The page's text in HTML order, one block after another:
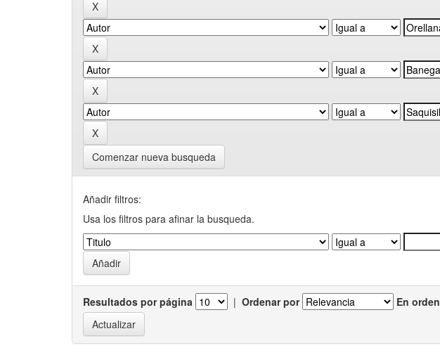
Comenzar nueva busqueda
Añadir filtros:
Usa los filtros para afinar la busqueda.
Resultados por página | Ordenar por En orden